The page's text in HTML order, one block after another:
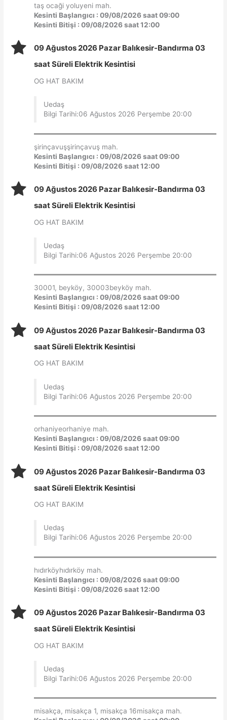
taş ocaği yoluyeni mah.
Kesinti Başlangıcı : 09/08/2026 saat 09:00
Kesinti Bitişi : 09/08/2026 saat 12:00
09 Ağustos 2026 Pazar Balıkesir-Bandırma 03
saat Süreli Elektrik Kesintisi
OG HAT BAKIM
Uedaş
Bilgi Tarihi:06 Ağustos 2026 Perşembe 20:00
şirinçavuşşirinçavuş mah.
Kesinti Başlangıcı : 09/08/2026 saat 09:00
Kesinti Bitişi : 09/08/2026 saat 12:00
09 Ağustos 2026 Pazar Balıkesir-Bandırma 03
saat Süreli Elektrik Kesintisi
OG HAT BAKIM
Uedaş
Bilgi Tarihi:06 Ağustos 2026 Perşembe 20:00
30001, beyköy, 30003beyköy mah.
Kesinti Başlangıcı : 09/08/2026 saat 09:00
Kesinti Bitişi : 09/08/2026 saat 12:00
09 Ağustos 2026 Pazar Balıkesir-Bandırma 03
saat Süreli Elektrik Kesintisi
OG HAT BAKIM
Uedaş
Bilgi Tarihi:06 Ağustos 2026 Perşembe 20:00
orhaniyeorhaniye mah.
Kesinti Başlangıcı : 09/08/2026 saat 09:00
Kesinti Bitişi : 09/08/2026 saat 12:00
09 Ağustos 2026 Pazar Balıkesir-Bandırma 03
saat Süreli Elektrik Kesintisi
OG HAT BAKIM
Uedaş
Bilgi Tarihi:06 Ağustos 2026 Perşembe 20:00
hıdırköyhıdırköy mah.
Kesinti Başlangıcı : 09/08/2026 saat 09:00
Kesinti Bitişi : 09/08/2026 saat 12:00
09 Ağustos 2026 Pazar Balıkesir-Bandırma 03
saat Süreli Elektrik Kesintisi
OG HAT BAKIM
Uedaş
Bilgi Tarihi:06 Ağustos 2026 Perşembe 20:00
misakça, misakça 1, misakça 16misakça mah.